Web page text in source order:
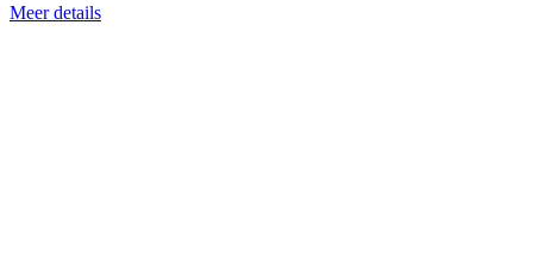
Meer details